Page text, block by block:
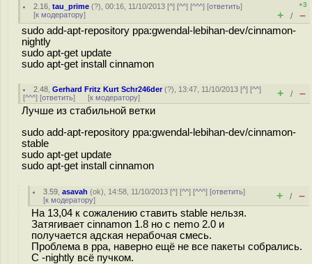
2.16 ,tau_prime (?), 00:16, 11/10/2013 [^] [^^] [^^^] [ответить]
[к модератору]
+3
+ / –
sudo add-apt-repository ppa:gwendal-lebihan-dev/cinnamon-
nightly
sudo apt-get update
sudo apt-get install cinnamon
2.48 ,Gerhard Fritz Kurt Schr246der(?), 13:47, 11/10/2013 [^] [^^]
[^^^] [ответить] [к модератору] + / –
Лучше из стабильной ветки
sudo add-apt-repository ppa:gwendal-lebihan-dev/cinnamon-
stable
sudo apt-get update
sudo apt-get install cinnamon
3.59 ,asavah (ok), 14:58, 11/10/2013 [^] [^^] [^^^] [ответить]
[к модератору] + / –
На 13,04 к сожалению ставить stable нельзя.
Затягивает cinnamon 1.8 но с nemo 2.0 и
получается адская нерабочая смесь.
Проблема в ppa, наверно ещё не все пакеты собрались.
С -nightly всё пучком.